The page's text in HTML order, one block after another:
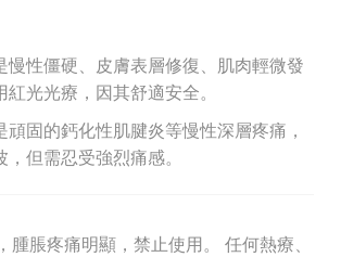
慢性僵硬、皮膚表層修復、肌肉輕微發
光光療，因其舒適安全。
頑固的鈣化性肌腱炎等慢性深層疼痛，
但需忍受強烈痛感。
腫脹疼痛明顯，禁止使用。 任何熱療、